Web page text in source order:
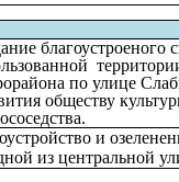
благоустроеного
по улице
обществу
и
из центральной